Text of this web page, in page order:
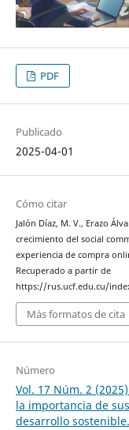
PDF
Publicado
2025-04-01
Cómo citar
Jalón Díaz, M. V., Erazo
crecimiento del social
experiencia de compra
Recuperado a partir de
https://rus.ucf.edu.cu/
Más formatos de cita
Número
Vol. 17 Núm. 2
la importancia de
desarrollo